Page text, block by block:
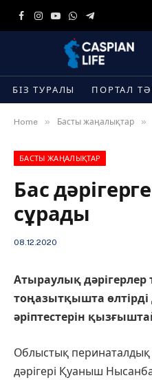
Facebook
Instagram
YouTube
WhatsApp
Telegram
БІЗ ТУРАЛЫ ПОРТАЛ
Home » Басты жаңалықтар »
БАСТЫ ЖАҢАЛЫҚТАР
Бас
сұрады
08.12.2020
Атыраулық дәрігерлер
тоңазытқышта
әріптестерін
Облыстық
дәрігері Қуаныш